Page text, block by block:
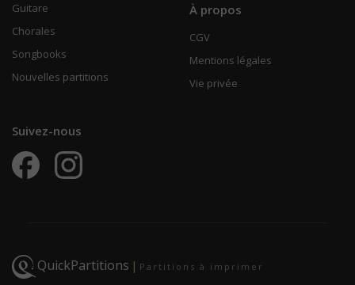
Guitare
Chorales
Songbooks
Nouvelles partitions
À propos
CGV
Mentions légales
Vie privée
Suivez-nous
QuickPartitions | Partitions à imprimer